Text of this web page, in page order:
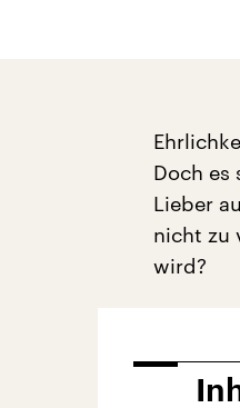
Doch es
Lieber
nicht zu
wird?